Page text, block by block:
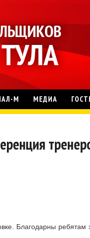
М МЕДИА
Благодарны ребятам